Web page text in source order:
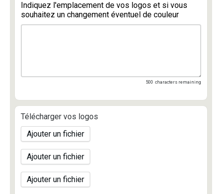
Indiquez l'emplacement de vos logos et si vous
souhaitez un changement éventuel de couleur
500 characters remaining
Télécharger vos logos
Ajouter un fichier
Ajouter un fichier
Ajouter un fichier